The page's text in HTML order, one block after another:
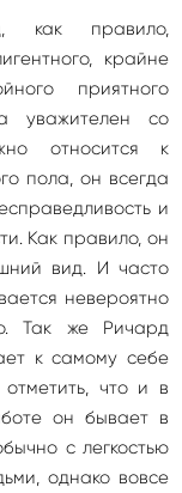
как правило,
крайне
приятного
уважителен со
относится к
пола, он всегда
и
Как правило, он
вид. И часто
невероятно
Так же Ричард
к самому себе
что и в
он бывает в
с легкостью
однако вовсе